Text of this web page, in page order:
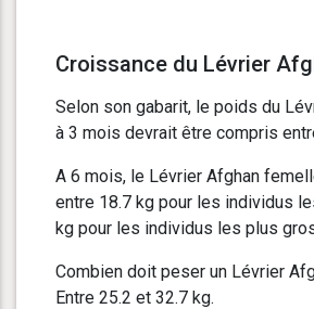
Croissance du Lévrier
Selon son gabarit, le poids du
à 3 mois devrait être compris
A 6 mois, le Lévrier Afghan
entre 18.7 kg pour les individus
kg pour les individus les plus
Combien doit peser un Lévrier
Entre 25.2 et 32.7 kg.